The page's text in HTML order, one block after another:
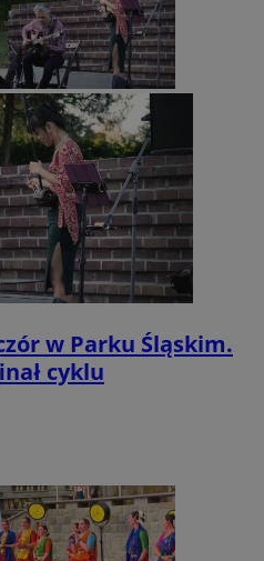
w Parku Śląskim.
cyklu